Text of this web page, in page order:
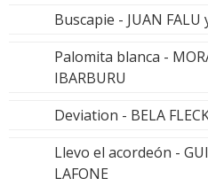
Buscapie - JUAN FALU
Palomita blanca -
IBARBURU
Deviation - BELA
Llevo el acordeón -
LAFONE